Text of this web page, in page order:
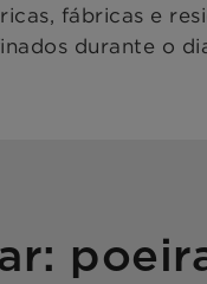
fábricas e
durante o